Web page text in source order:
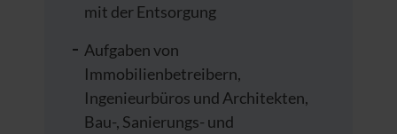
mit der Entsorgung
Aufgaben von
Immobilienbetreibern,
Ingenieurbüros und Architekten,
Bau-, Sanierungs- und